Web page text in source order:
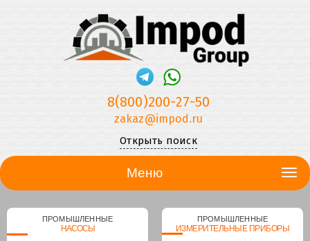
8(800)200-27-50
zakaz@impod.ru
Открыть поиск
Меню
ПРОМЫШЛЕННЫЕ
НАСОСЫ
ПРОМЫШЛЕННЫЕ
ИЗМЕРИТЕЛЬНЫЕ ПРИБОРЫ